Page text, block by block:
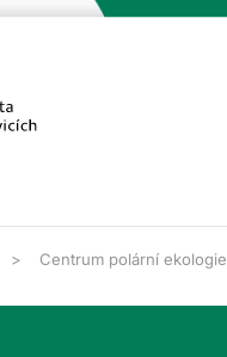
Centrum polární ekologie